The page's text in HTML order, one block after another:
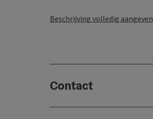
Beschrijving volledig aangeven
Contact